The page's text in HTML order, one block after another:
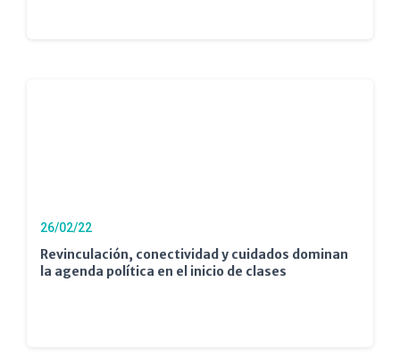
26/02/22
Revinculación, conectividad y cuidados dominan
la agenda política en el inicio de clases